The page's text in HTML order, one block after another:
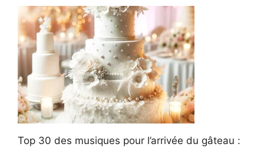
Top 30 des musiques pour l’arrivée du gâteau :